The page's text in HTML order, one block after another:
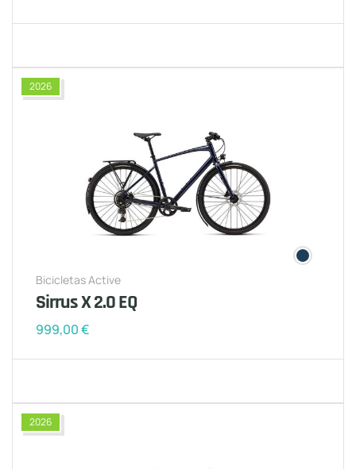
2026
Bicicletas Active
Sirrus X 2.0 EQ
999,00€
2026